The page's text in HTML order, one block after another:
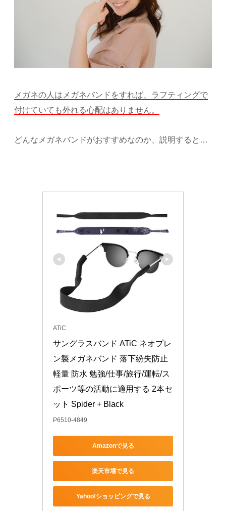
メガネの人はメガネバンドをすれば、ラフティングで
付けていても外れる心配はありません。
どんなメガネバンドがおすすめなのか、説明すると…
ATiC
サングラスバンド ATiC ネオプレ
ン製メガネバンド 落下紛失防止
軽量 防水 勉強/仕事/旅行/運転/ス
ポーツ等の活動に適用する 2本セ
ット Spider + Black
P6510-4849
Amazonで見る
楽天市場で見る
Yahoo!ショッピングで見る